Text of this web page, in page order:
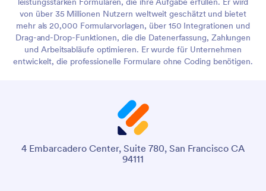
von über 35 Millionen Nutzern weltweit geschätzt und bietet
mehr als 20,000 Formularvorlagen, über 150 Integrationen und
Drag-and-Drop-Funktionen, die die Datenerfassung, Zahlungen
und Arbeitsabläufe optimieren. Er wurde für Unternehmen
entwickelt, die professionelle Formulare ohne Coding benötigen.
4 Embarcadero Center, Suite 780, San Francisco CA
94111